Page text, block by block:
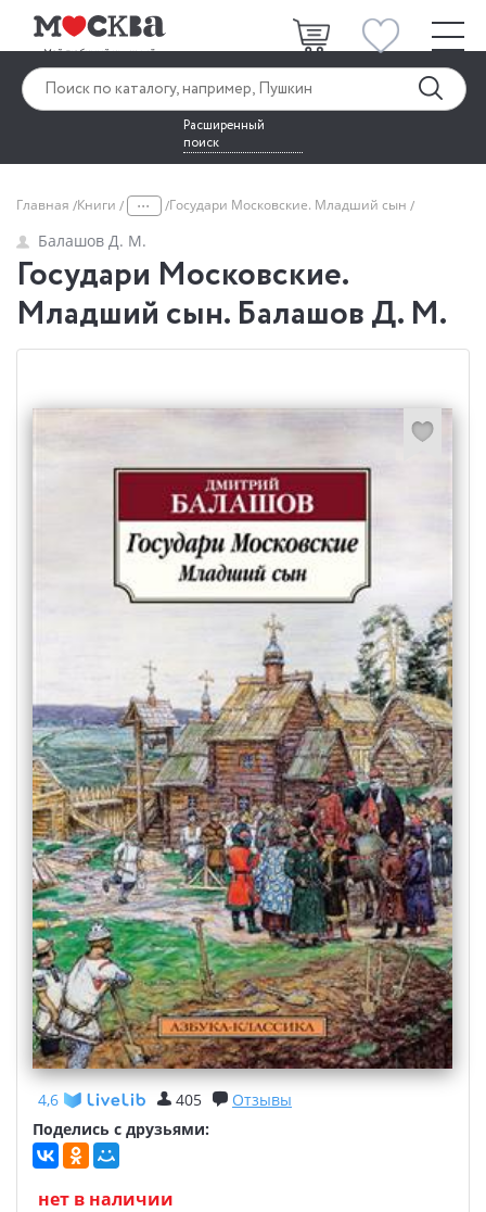
Расширенный
поиск
Главная Книги ... Государи Московские. Младший сын
Балашов Д. М.
Государи Московские.
Младший сын. Балашов Д. М.
4,6 405
Отзывы
Поделись с друзьями:
нет в наличии